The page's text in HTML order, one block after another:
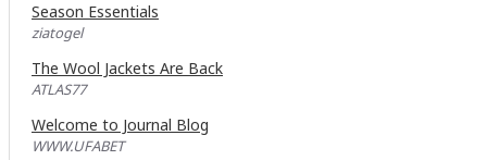
Season Essentials
ziatogel
The Wool Jackets Are Back
ATLAS77
Welcome to Journal Blog
WWW.UFABET